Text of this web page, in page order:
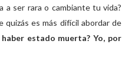
a ser rara o cambiante tu vida?
es más difícil abordar de
estado muerta? Yo, por